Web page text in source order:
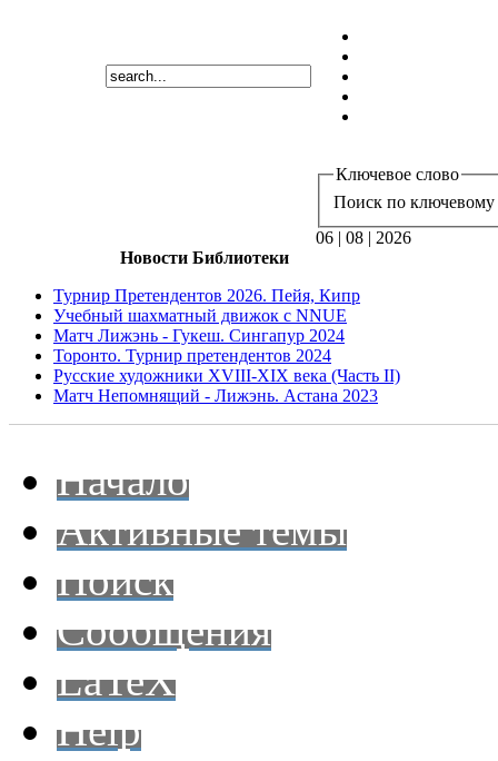
Ключевое слово
Поиск по ключевому
06 | 08 | 2026
Новости Библиотеки
Турнир Претендентов 2026. Пейя, Кипр
Учебный шахматный движок с NNUE
Матч Лижэнь - Гукеш. Сингапур 2024
Торонто. Турнир претендентов 2024
Русские художники XVIII-XIX века (Часть II)
Матч Непомнящий - Лижэнь. Астана 2023
Начало
Активные темы
Поиск
Сообщения
LaTeX
Help